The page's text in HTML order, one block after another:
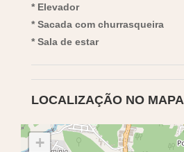
* Elevador
* Sacada com churrasqueira
* Sala de estar
LOCALIZAÇÃO NO MAPA
+